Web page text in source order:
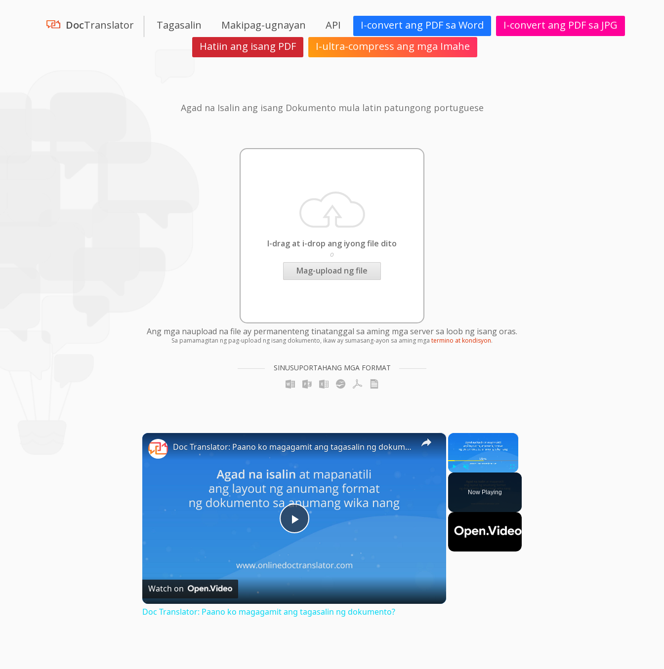
DocTranslator Tagasalin Makipag-ugnayan API I-convert ang PDF sa Word
I-convert ang PDF sa JPG
Hatiin ang isang PDF
I-ultra-compress ang mga Imahe
Agad na Isalin ang isang Dokumento mula latin patungong portuguese
I-drag at i-drop ang iyong file dito
o
Mag-upload ng file
Ang mga naupload na file ay permanenteng tinatanggal sa aming mga server sa loob ng isang oras.
Sa pamamagitan ng pag-upload ng isang dokumento, ikaw ay sumasang-ayon sa aming mga termino at kondisyon.
SINUSUPORTAHANG MGA FORMAT
×
Fullscreen
Now Playing
×
Play
Video
Doc Translator: Paano ko magagamit ang tagasalin ng dokumento?
Watch on
Doc Translator: Paano ko magagamit ang tagasalin ng dokumento?